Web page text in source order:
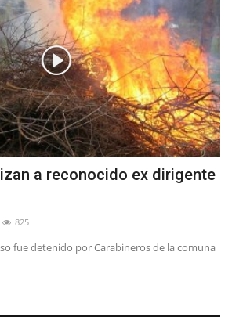
a reconocido ex dirigente
825
fue detenido por Carabineros de la comuna